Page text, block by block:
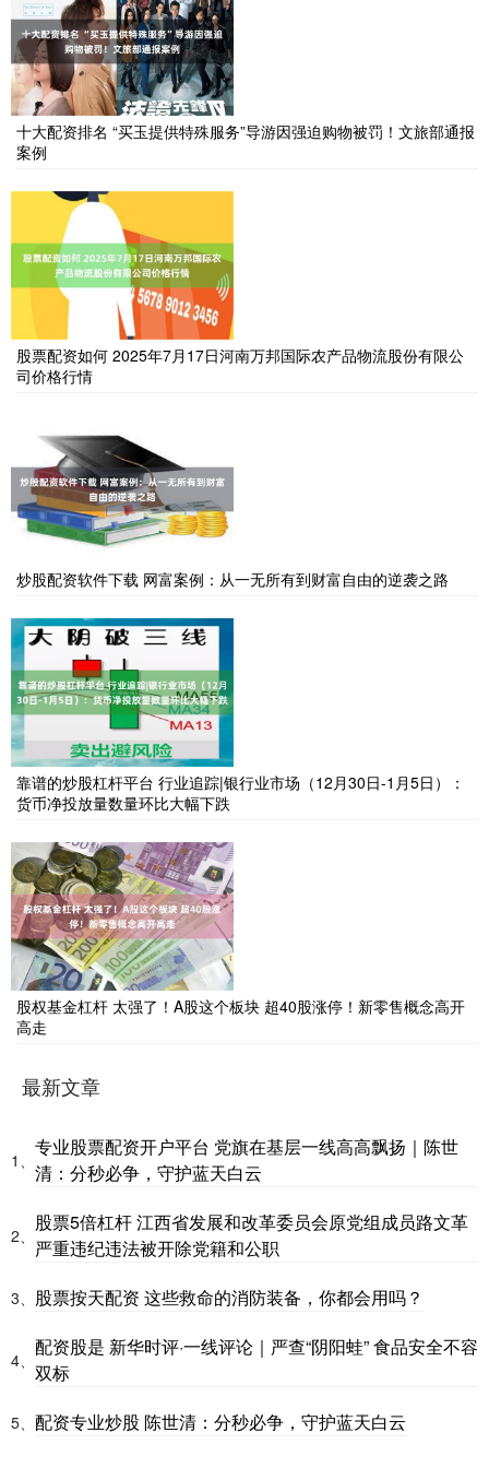
十大配资排名 “买玉提供特殊服务”导游因强迫购物被罚！文旅部通报
案例
股票配资如何 2025年7月17日河南万邦国际农产品物流股份有限公
司价格行情
炒股配资软件下载 网富案例：从一无所有到财富自由的逆袭之路
靠谱的炒股杠杆平台 行业追踪|银行业市场（12月30日-1月5日）：
货币净投放量数量环比大幅下跌
股权基金杠杆 太强了！A股这个板块 超40股涨停！新零售概念高开
高走
最新文章
1、
专业股票配资开户平台 党旗在基层一线高高飘扬｜陈世
清：分秒必争，守护蓝天白云
2、
股票5倍杠杆 江西省发展和改革委员会原党组成员路文革
严重违纪违法被开除党籍和公职
3、 股票按天配资 这些救命的消防装备，你都会用吗？
4、
配资股是 新华时评·一线评论｜严查“阴阳蛙” 食品安全不容
双标
5、 配资专业炒股 陈世清：分秒必争，守护蓝天白云